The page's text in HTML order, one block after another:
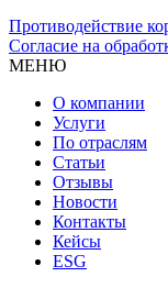
Противодействие
Согласие на
МЕНЮ
О компании
Услуги
По отраслям
Статьи
Отзывы
Новости
Контакты
Кейсы
ESG